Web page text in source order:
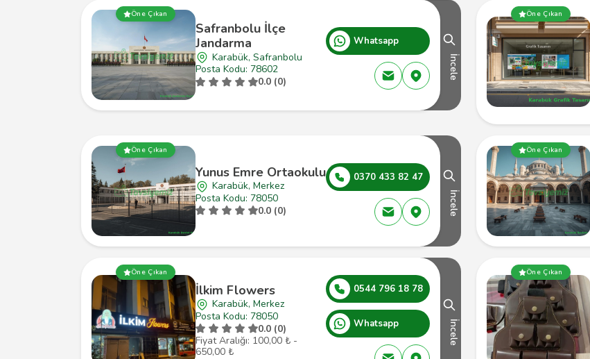
Öne Çıkan
Safranbolu İlçe
Jandarma
Karabük, Safranbolu
Posta Kodu: 78602
0.0 (0)
Whatsapp
İncele
Öne Çıkan
Öne Çıkan
Yunus Emre Ortaokulu
Karabük, Merkez
Posta Kodu: 78050
0.0 (0)
0370 433 82 47
İncele
Öne Çıkan
Öne Çıkan
İlkim Flowers
Karabük, Merkez
Posta Kodu: 78050
0.0 (0)
Fiyat Aralığı: 100,00 ₺ -
650,00 ₺
0544 796 18 78
Whatsapp İncele
Öne Çıkan